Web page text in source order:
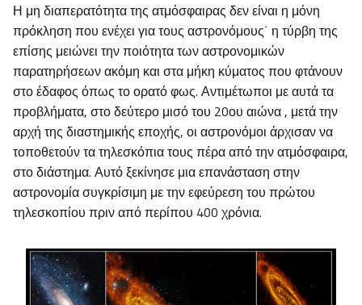
Η μη διαπερατότητα της ατμόσφαιρας δεν είναι η μόνη
πρόκληση που ενέχει για τους αστρονόμους˙ η τύρβη της
επίσης μειώνει την ποιότητα των αστρονομικών
παρατηρήσεων ακόμη και στα μήκη κύματος που φτάνουν
στο έδαφος όπως το ορατό φως. Αντιμέτωποι με αυτά τα
προβλήματα, στο δεύτερο μισό του 20ου αιώνα , μετά την
αρχή της διαστημικής εποχής, οι αστρονόμοι άρχισαν να
τοποθετούν τα τηλεσκόπια τους πέρα από την ατμόσφαιρα,
στο διάστημα. Αυτό ξεκίνησε μια επανάσταση στην
αστρονομία συγκρίσιμη με την εφεύρεση του πρώτου
τηλεσκοπίου πριν από περίπου 400 χρόνια.